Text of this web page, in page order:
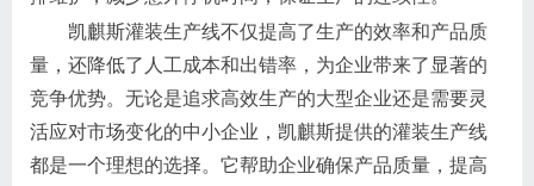
凯麒斯灌装生产线不仅提高了生产的效率和产品质
量，还降低了人工成本和出错率，为企业带来了显著的
竞争优势。无论是追求高效生产的大型企业还是需要灵
活应对市场变化的中小企业，凯麒斯提供的灌装生产线
都是一个理想的选择。它帮助企业确保产品质量，提高